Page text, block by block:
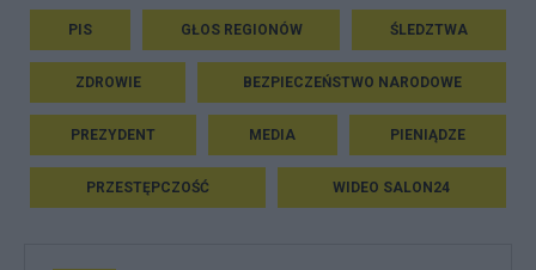
PIS GŁOS REGIONÓW ŚLEDZTWA
ZDROWIE BEZPIECZEŃSTWO NARODOWE
PREZYDENT MEDIA PIENIĄDZE
PRZESTĘPCZOŚĆ WIDEO SALON24